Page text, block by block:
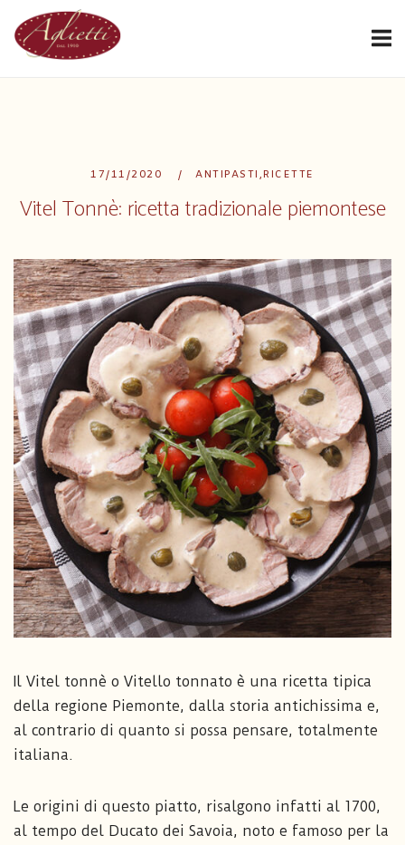
Passa
contenuto
Home
17/11/2020 ANTIPASTI ,RICETTE
Vitel Tonnè: ricetta tradizionale piemontese
Il Vitel tonnè o Vitello tonnato è una ricetta tipica
della regione Piemonte, dalla storia antichissima e,
al contrario di quanto si possa pensare, totalmente
italiana.
Le origini di questo piatto, risalgono infatti al 1700,
al tempo del Ducato dei Savoia, noto e famoso per la